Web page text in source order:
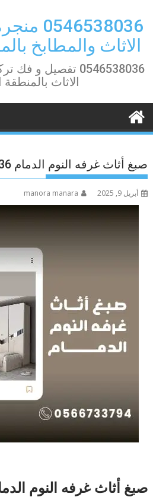
contentالاثاث والمطابخ
0546538036 تفصيل
الاثاث
صبغ أثاث غرفه النوم الدمام 0546538036
أبريل 9, 2025 manora manara
صبغ أثاث غرفه النوم